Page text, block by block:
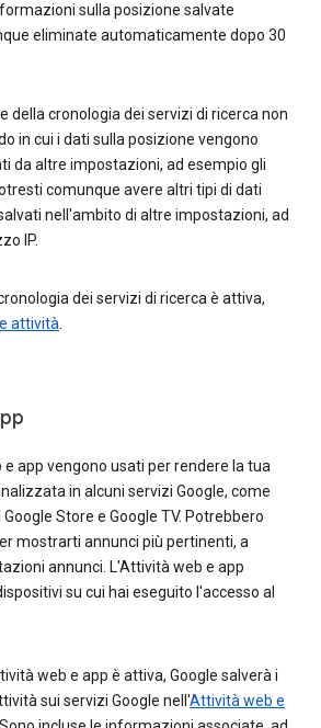
sulla posizione salvate
eliminate automaticamente dopo 30
della cronologia dei servizi di ricerca non
in cui i dati sulla posizione vengono
da altre impostazioni, ad esempio gli
comunque avere altri tipi di dati
nell'ambito di altre impostazioni, ad
IP.
dei servizi di ricerca è attiva,
attività.
e app vengono usati per rendere la tua
in alcuni servizi Google, come
Store e Google TV. Potrebbero
mostrarti annunci più pertinenti, a
annunci. L'Attività web e app
su cui hai eseguito l'accesso al
web e app è attiva, Google salverà i
sui servizi Google nell'Attività web e